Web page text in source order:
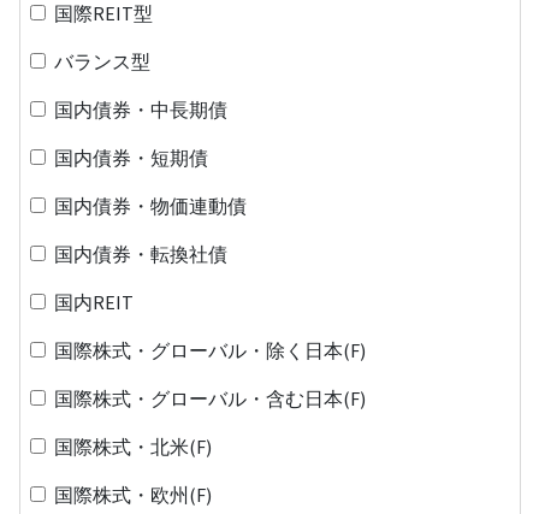
国際REIT型
バランス型
国内債券・中長期債
国内債券・短期債
国内債券・物価連動債
国内債券・転換社債
国内REIT
国際株式・グローバル・除く日本(F)
国際株式・グローバル・含む日本(F)
国際株式・北米(F)
国際株式・欧州(F)